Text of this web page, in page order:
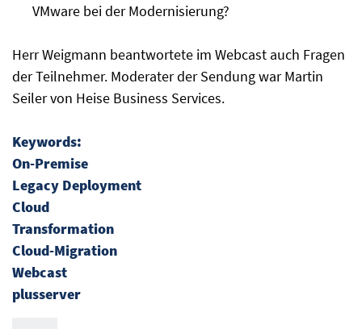
VMware bei der Modernisierung?
Herr Weigmann beantwortete im Webcast auch Fragen
der Teilnehmer. Moderater der Sendung war Martin
Seiler von Heise Business Services.
Keywords:
On-Premise
Legacy Deployment
Cloud
Transformation
Cloud-Migration
Webcast
plusserver